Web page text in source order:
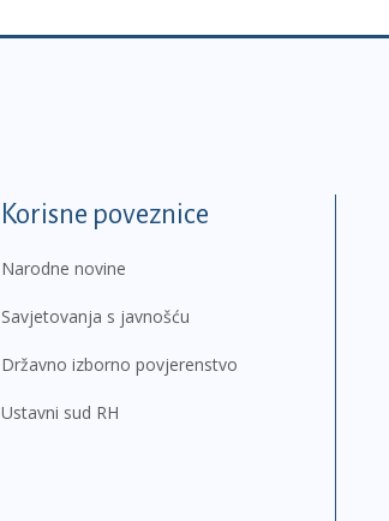
Korisne poveznice
Narodne novine
Savjetovanja s javnošću
Državno izborno povjerenstvo
Ustavni sud RH